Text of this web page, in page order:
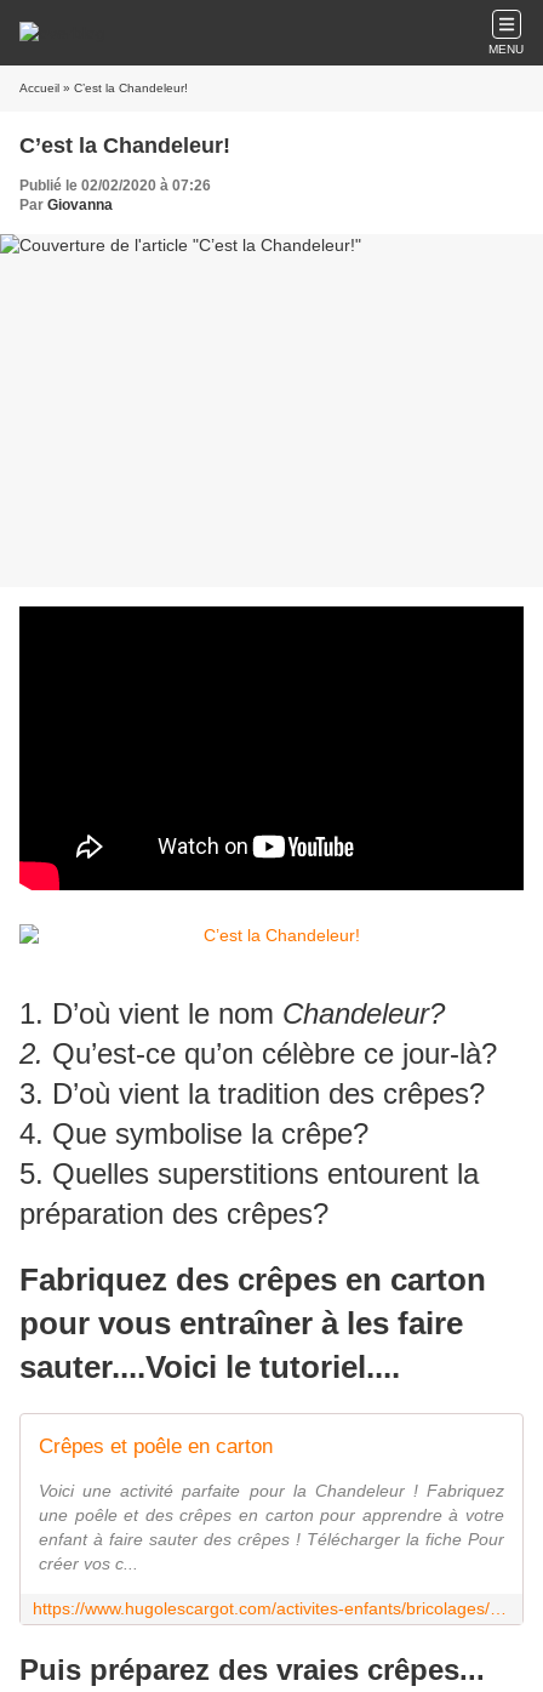
MENU
Accueil » C’est la Chandeleur!
C’est la Chandeleur!
Publié le 02/02/2020 à 07:26
Par Giovanna
1. D’où vient le nom Chandeleur?
2. Qu’est-ce qu’on célèbre ce jour-là?
3. D’où vient la tradition des crêpes?
4. Que symbolise la crêpe?
5. Quelles superstitions entourent la
préparation des crêpes?
Fabriquez des crêpes en carton
pour vous entraîner à les faire
sauter....Voici le tutoriel....
Crêpes et poêle en carton
Voici une activité parfaite pour la Chandeleur ! Fabriquez
une poêle et des crêpes en carton pour apprendre à votre
enfant à faire sauter des crêpes ! Télécharger la fiche Pour
créer vos c...
Puis préparez des vraies crêpes...